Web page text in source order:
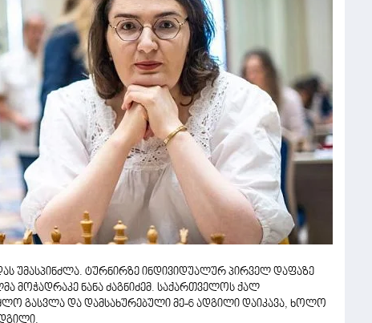
უმასპინძლა. ტურნირზე ინდივიდუალურ პირველ დაფაზე
მოჭადრაკე ნანა ძაგნიძემ. საქართველოს ქალ
გასვლა და დამსახურებული მე-6 ადგილი დაიკავა, ხოლო